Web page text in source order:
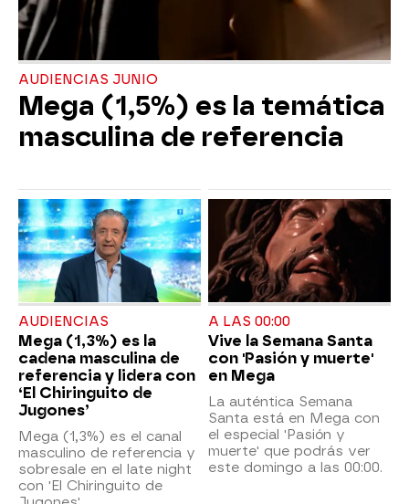
AUDIENCIAS JUNIO
Mega (1,5%) es la temática
masculina de referencia
AUDIENCIAS
Mega (1,3%) es la
cadena masculina de
referencia y lidera con
‘El Chiringuito de
Jugones’
Mega (1,3%) es el canal
masculino de referencia y
sobresale en el late night
con 'El Chiringuito de
A LAS 00:00
Vive la Semana Santa
con 'Pasión y muerte'
en Mega
La auténtica Semana
Santa está en Mega con
el especial 'Pasión y
muerte' que podrás ver
este domingo a las 00:00.